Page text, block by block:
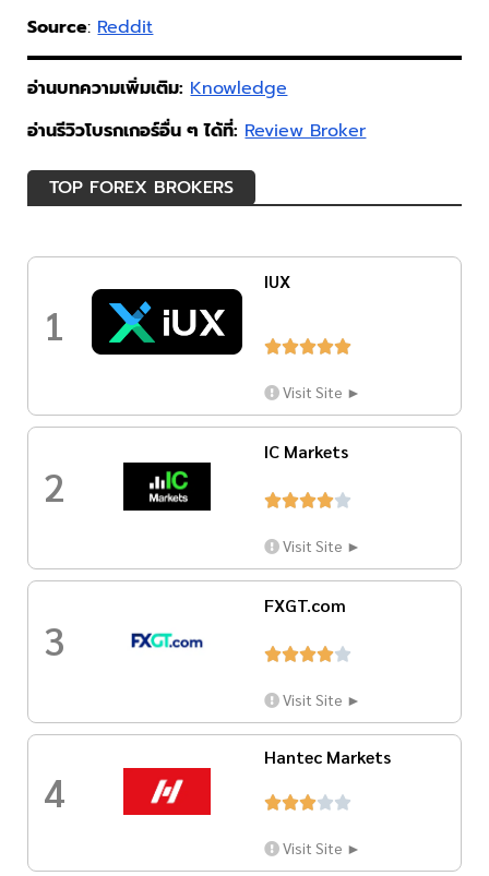
Source: Reddit
อ่านบทความเพิ่มเติม: Knowledge
อ่านรีวิวโบรกเกอร์อื่น ๆ ได้ที่: Review Broker
TOP FOREX BROKERS
1
IUX

Visit Site ►
2
IC Markets

Visit Site ►
3
FXGT.com

Visit Site ►
4
Hantec Markets

Visit Site ►